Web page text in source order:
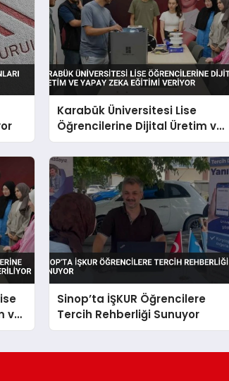
Karabük Üniversitesi Lise
Öğrencilerine Dijital Üretim ve
Yapay Zeka Eğitimi Veriyor
ve
Sinop’ta İŞKUR Öğrencilere
Tercih Rehberliği Sunuyor